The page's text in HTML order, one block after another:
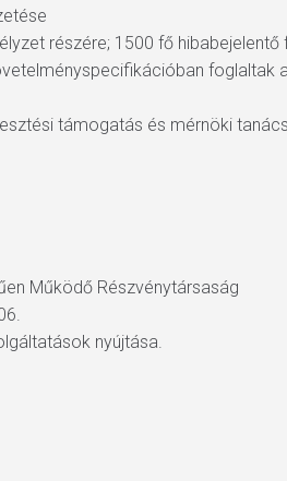
részére; 1500 fő hibabejelentő
foglaltak
támogatás és mérnöki
Működő Részvénytársaság
nyújtása.